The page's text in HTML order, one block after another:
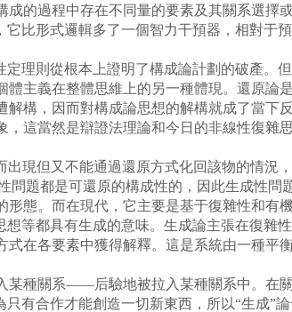
過程中存在不同量的要素及其關系選擇
比形式邏輯多了一個智力干預器，相對于
理則從根本上證明了構成論計劃的破產。
主義在整體思維上的另一種體現。還原論
構，因而對構成論思想的解構就成了當下
這當然是辯證法理論和今日的非線性復雜
現但又不能通過還原方式化回該物的情況
問題都是可還原的構成性的，因此生成性問
態。而在現代，它主要是基于復雜性和有
等都具有生成的意味。生成論主張在復雜
在各要素中獲得解釋。這是系統由一種平
種關系——后驗地被拉入某種關系中。在關
有合作才能創造一切新東西，所以“生成”